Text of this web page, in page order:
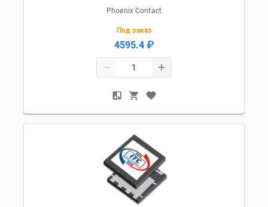
Phoenix Contact
Под заказ
4595.4 ₽